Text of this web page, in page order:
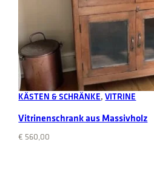
KÄSTEN & SCHRÄNKE, VITRINE
Vitrinenschrank aus Massivholz
€ 560,00